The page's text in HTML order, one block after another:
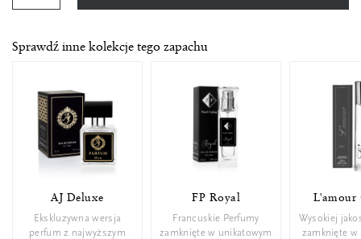
Sprawdź inne kolekcje tego zapachu
AJ Deluxe
Ekskluzywna wersja
perfum z najwyższym
FP Royal
Francuskie Perfumy
zamknięte w unikatowym
L'amour
Wysokiej
zamknięte w